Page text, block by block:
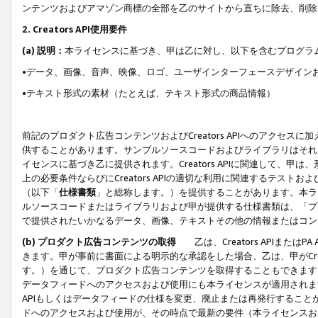
ンテンツおよびアマゾン商標の全部を乙のサイトから直ちに除去、削
2. Creators API使用要件
(a) 説明： 本ライセンスに基づき、甲は乙に対し、以下を含むプログ
•データ、画像、音声、映像、ロゴ、ユーザインターフェースデザイ
•テキスト形式の素材（たとえば、テキスト形式の商品情報）
前記のプロダクト広告コンテンツおよびCreators APIへのアクセスに
供することがあります。サンプルソースコードおよびライブラリはそ
イセンスに基づき乙に提供されます。Creators APIに関連して、甲は
上の必要条件ならびにCreators APIの適切な利用に関連するテストお
（以下「仕様書類」と総称します。）を提供することがあります。本
ルソースコードまたはライブラリおよび甲が提供する仕様書類は、「
で提供されたいかなるデータ、画像、テキストその他の情報またはコ
(b) プロダクト広告コンテンツの取得
乙は、Creators APIまたはPA
きます。甲が事前に書面による明示的な承認をした場合、乙は、甲が
す。）を通じて、プロダクト広告コンテンツを取得することもできま
データフィードへのアクセスおよび使用にも本ライセンスが適用され
APIもしくはデータフィードの仕様を変更、廃止または再発行するこ
ドへのアクセスおよび使用が、その時点で最新の要件（本ライセン